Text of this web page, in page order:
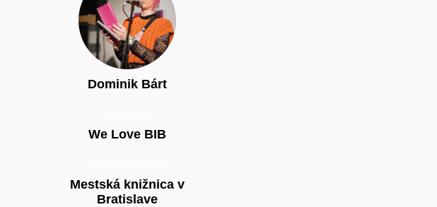
Dominik Bárt
We Love BIB
Mestská knižnica v
Bratislave